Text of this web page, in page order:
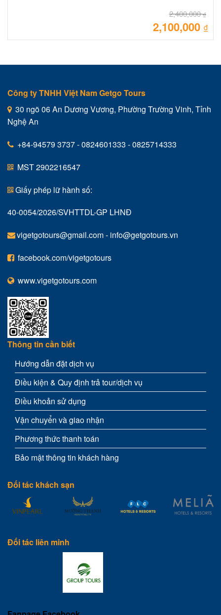
2,400,000₫
gốc
2,100,000 ₫
Giá
Công ty TNHH Việt Nam Getgo Tours
30 ngõ 06 An Dương Vương, Phường Trường Vinh, Tỉnh
Nghệ An
+84-94579 3737 - 0824601333 - 0825714333
MST 2902216547
Giấy phép lữ hành số:
40-0054/2026/SVHTTDL-GP LHNĐ
vigetgotours@gmail.com- info@getgotours.vn
facebook.com/vigetgotours
www.vigetgotours.com
Thông tin cần biết
Hướng dẫn đặt dịch vụ
Điều kiện & Quy định trả tour/dịch vụ
Điều khoản sử dụng
Vận chuyển và giao nhận
Phương thức thanh toán
Bảo mật thông tin khách hàng
Đối tác khách sạn
Đối tác liên minh